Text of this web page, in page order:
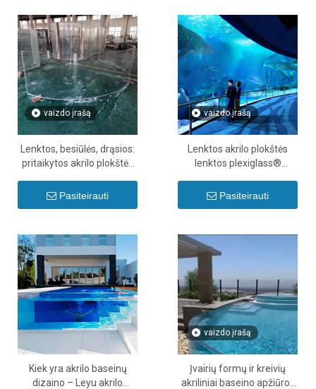
vaizdo įrašą
Lenktos, besiūlės, drąsios:
pritaikytos akrilo plokštės
formai
Pasiteirauti
vaizdo įrašą
Lenktos akrilo plokštės
lenktos plexiglass®
Pasiteirauti
Kiek yra akrilo baseinų
dizaino – Leyu akrilo
vaizdo įrašą
Įvairių formų ir kreivių
akriliniai baseino apžiūros